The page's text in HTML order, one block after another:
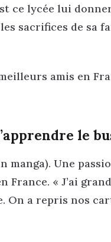
ce lycée lui
sacrifices de sa
amis en
le
manga). Une
« J’ai
On a repris nos